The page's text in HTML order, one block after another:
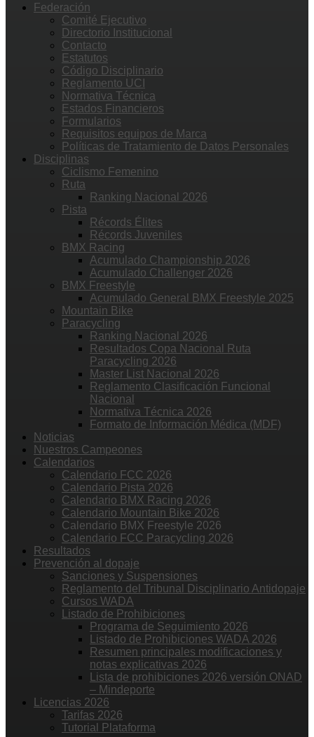
Federación
Comité Ejecutivo
Directorio Institucional
Contacto
Estatutos
Código Disciplinario
Reglamento UCI
Normativa Técnica
Estados Financieros
Formularios
Requisitos equipos de Marca
Políticas de Tratamiento de Datos Personales
Disciplinas
Ciclismo Femenino
Ruta
Ranking Nacional 2026
Pista
Récords Élites
Récords Juveniles
BMX Racing
Acumulado Championship 2026
Acumulado Challenger 2026
BMX Freestyle
Acumulado General BMX Freestyle 2025
Mountain Bike
Paracycling
Ranking Nacional 2026
Resultados Copa Nacional Ruta
Paracycling 2026
Master List Nacional 2026
Reglamento Clasificación Funcional
Nacional
Normativa Técnica 2026
Formato de Información Médica (MDF)
Noticias
Nuestros Campeones
Calendarios
Calendario FCC 2026
Calendario Pista 2026
Calendario BMX Racing 2026
Calendario Mountain Bike 2026
Calendario BMX Freestyle 2026
Calendario FCC Paracycling 2026
Resultados
Prevención al dopaje
Sanciones y Suspensiones
Reglamento del Tribunal Disciplinario Antidopaje
Cursos WADA
Listado de Prohibiciones
Programa de Seguimiento 2026
Listado de Prohibiciones WADA 2026
Resumen principales modificaciones y
notas explicativas 2026
Lista de prohibiciones 2026 versión ONAD
– Mindeporte
Licencias 2026
Tarifas 2026
Tutorial Plataforma